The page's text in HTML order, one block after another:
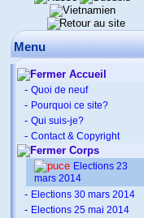
Menu
Accueil
- Quoi de neuf
- Pourquoi ce site?
- Qui suis-je?
- Contact & Copyright
Corps
Elections 23
mars 2014
- Elections 30 mars 2014
- Elections 25 mai 2014